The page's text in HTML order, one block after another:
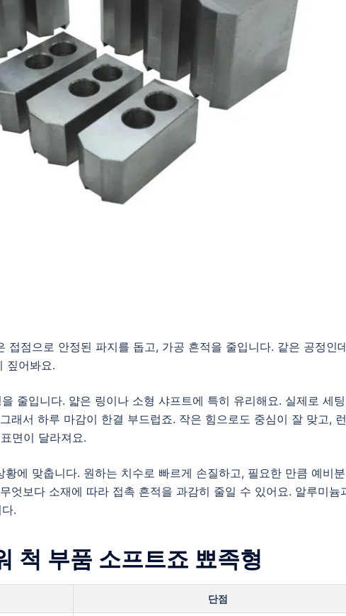
접점으로 안정된 파지를 돕고, 가공 흔적을 줄입니다. 같은 공정인
짚어봐요.
줄입니다. 얇은 링이나 소형 샤프트에 특히 유리해요. 실제로 세
래서 하루 마감이 한결 부드럽죠. 작은 힘으로도 중심이 잘 맞고,
면이 달라져요.
에 맞춥니다. 원하는 치수로 빠르게 손질하고, 필요한 만큼 예비
엇보다 소재에 따라 접촉 흔적을 과감히 줄일 수 있어요. 알루미늄
.
척 부품 소프트죠 뾰족형
단점